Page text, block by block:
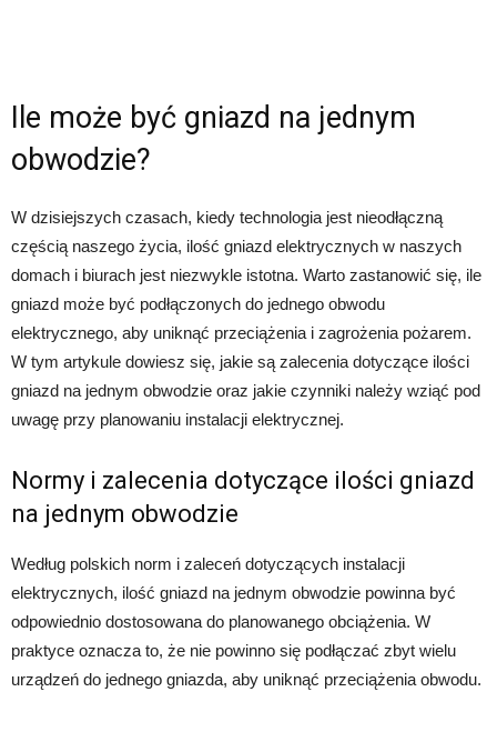
Ile może być gniazd na jednym
obwodzie?
W dzisiejszych czasach, kiedy technologia jest nieodłączną
częścią naszego życia, ilość gniazd elektrycznych w naszych
domach i biurach jest niezwykle istotna. Warto zastanowić się, ile
gniazd może być podłączonych do jednego obwodu
elektrycznego, aby uniknąć przeciążenia i zagrożenia pożarem.
W tym artykule dowiesz się, jakie są zalecenia dotyczące ilości
gniazd na jednym obwodzie oraz jakie czynniki należy wziąć pod
uwagę przy planowaniu instalacji elektrycznej.
Normy i zalecenia dotyczące ilości gniazd
na jednym obwodzie
Według polskich norm i zaleceń dotyczących instalacji
elektrycznych, ilość gniazd na jednym obwodzie powinna być
odpowiednio dostosowana do planowanego obciążenia. W
praktyce oznacza to, że nie powinno się podłączać zbyt wielu
urządzeń do jednego gniazda, aby uniknąć przeciążenia obwodu.